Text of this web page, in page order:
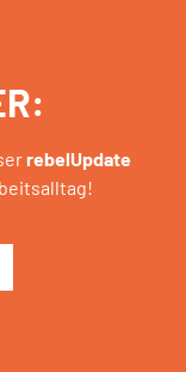
rebelUpdate